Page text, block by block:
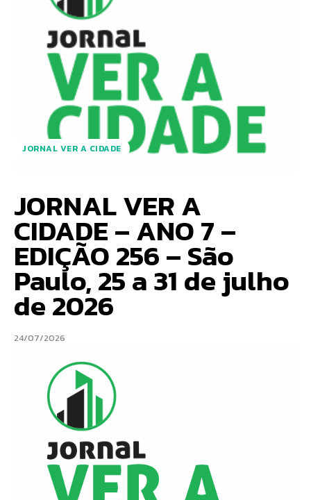
JORNAL VER A CIDADE
JORNAL VER A
CIDADE – ANO 7 –
EDIÇÃO 256 – São
Paulo, 25 a 31 de julho
de 2026
24/07/2026